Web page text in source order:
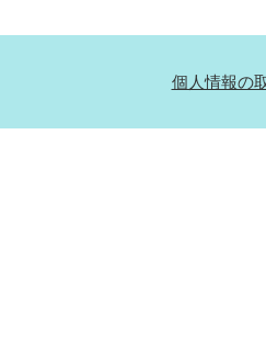
個人情報の